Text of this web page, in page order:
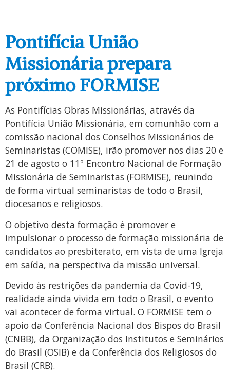
Pontifícia União
Missionária prepara
próximo FORMISE
As Pontifícias Obras Missionárias, através da
Pontifícia União Missionária, em comunhão com a
comissão nacional dos Conselhos Missionários de
Seminaristas (COMISE), irão promover nos dias 20 e
21 de agosto o 11º Encontro Nacional de Formação
Missionária de Seminaristas (FORMISE), reunindo
de forma virtual seminaristas de todo o Brasil,
diocesanos e religiosos.
O objetivo desta formação é promover e
impulsionar o processo de formação missionária de
candidatos ao presbiterato, em vista de uma Igreja
em saída, na perspectiva da missão universal.
Devido às restrições da pandemia da Covid-19,
realidade ainda vivida em todo o Brasil, o evento
vai acontecer de forma virtual. O FORMISE tem o
apoio da Conferência Nacional dos Bispos do Brasil
(CNBB), da Organização dos Institutos e Seminários
do Brasil (OSIB) e da Conferência dos Religiosos do
Brasil (CRB).